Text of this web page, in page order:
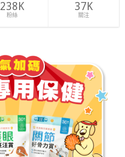
238K
粉絲
37K
關注